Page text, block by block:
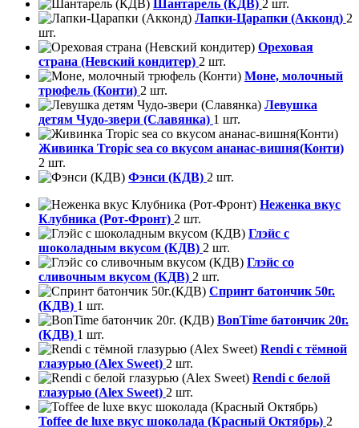
Шантарель (КДВ) 2 шт.
Лапки-Царапки (Акконд) 2
шт.
Ореховая
страна (Невский кондитер) 2 шт.
Моне, молочный
трюфель (Конти) 2 шт.
Левушка
детям Чудо-звери (Славянка) 1 шт.
Живинка Tropic sea со вкусом ананас-вишня(Конти)
2 шт.
Фэнси (КДВ) 2 шт.
Неженка вкус
Клубника (Рот-Фронт) 2 шт.
Глэйс с
шоколадным вкусом (КДВ) 2 шт.
Глэйс со
сливочным вкусом (КДВ) 2 шт.
Спринт батончик 50г.
(КДВ) 1 шт.
BonTime батончик 20г.
(КДВ) 1 шт.
Rendi с тёмной
глазурью (Alex Sweet) 2 шт.
Rendi с белой
глазурью (Alex Sweet) 2 шт.
Toffee de luxe вкус шоколада (Красный Октябрь) 2